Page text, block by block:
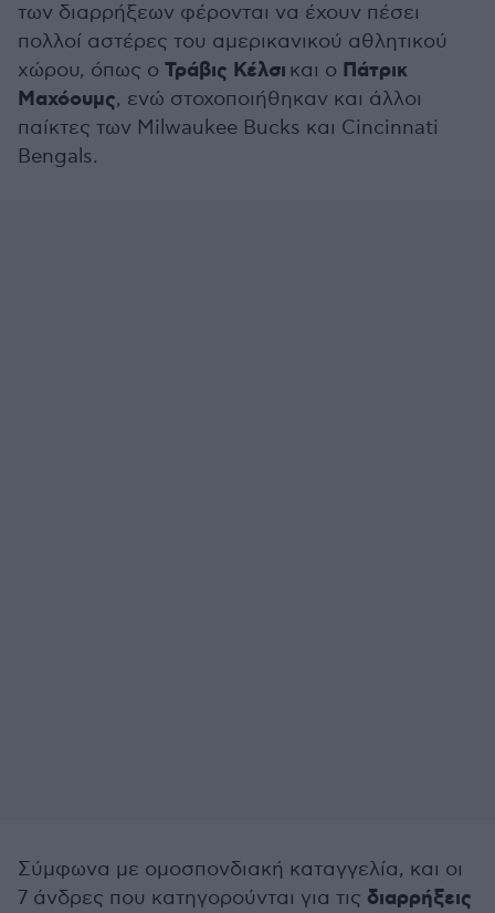
των διαρρήξεων φέρονται να έχουν πέσει
πολλοί αστέρες του αμερικανικού αθλητικού
χώρου, όπως ο Τράβις Κέλσι και ο Πάτρικ
Μαχόουμς, ενώ στοχοποιήθηκαν και άλλοι
παίκτες των Milwaukee Bucks και Cincinnati
Bengals.
Σύμφωνα με ομοσπονδιακή καταγγελία, και οι
7 άνδρες που κατηγορούνται για τις διαρρήξεις